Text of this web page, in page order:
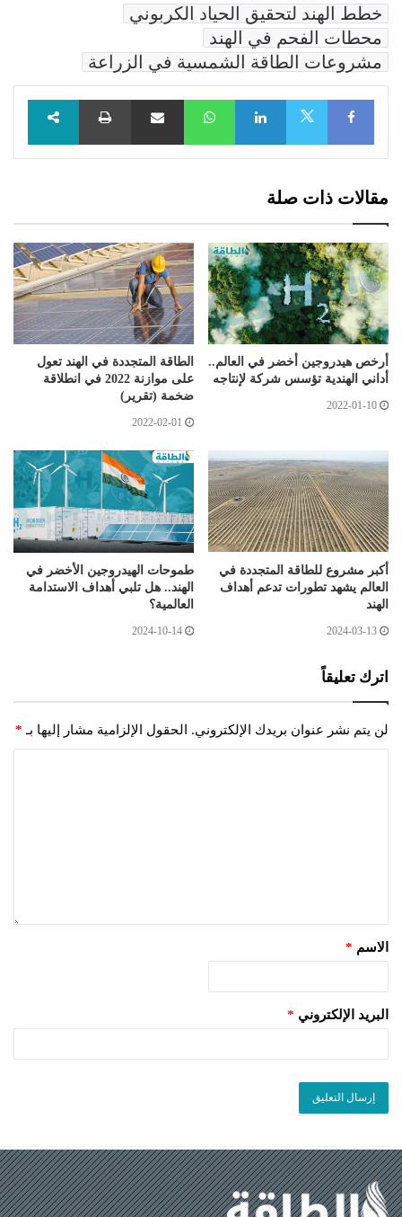
خطط الهند لتحقيق الحياد الكربوني
محطات الفحم في الهند
مشروعات الطاقة الشمسية في الزراعة
Facebook
LinkedIn
WhatsAppمشاركة عبر البريد طباعة
مقالات ذات صلة
أرخص هيدروجين أخضر في العالم..
أداني الهندية تؤسس شركة لإنتاجه
2022-01-10
الطاقة المتجددة في الهند تعول
على موازنة 2022 في انطلاقة
ضخمة (تقرير)
2022-02-01
أكبر مشروع للطاقة المتجددة في
العالم يشهد تطورات تدعم أهداف
الهند
2024-03-13
طموحات الهيدروجين الأخضر في
الهند.. هل تلبي أهداف الاستدامة
العالمية؟
2024-10-14
اترك تعليقاً
لن يتم نشر عنوان بريدك الإلكتروني. الحقول الإلزامية مشار إليها بـ *
الاسم *
البريد الإلكتروني *